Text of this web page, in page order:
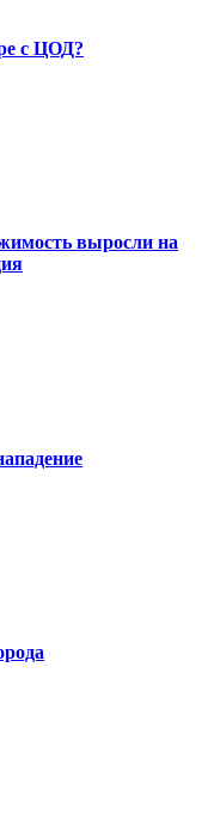
с ЦОД?
выросли на